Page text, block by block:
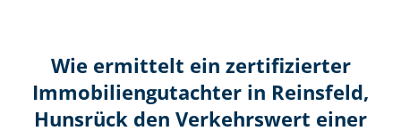
Wie ermittelt ein zertifizierter
Immobilien­gutachter in Reinsfeld,
Hunsrück den Verkehrswert einer